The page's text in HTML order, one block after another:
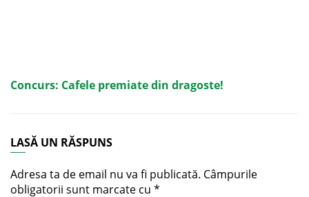
Concurs: Cafele premiate din dragoste!
LASĂ UN RĂSPUNS
Adresa ta de email nu va fi publicată. Câmpurile
obligatorii sunt marcate cu *